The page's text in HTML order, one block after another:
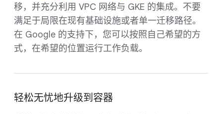
移，并充分利用 VPC 网络与 GKE 的集成。不要
满足于局限在现有基础设施或者单一迁移路径。
在 Google 的支持下，您可以按照自己希望的方
式，在希望的位置运行工作负载。
轻松无忧地升级到容器